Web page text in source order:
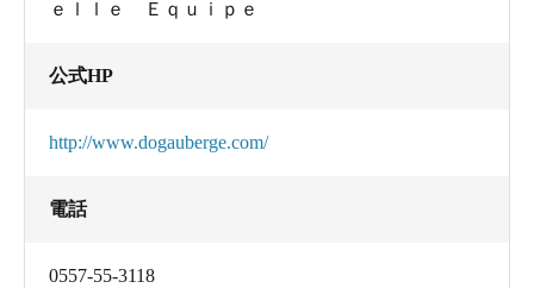
ｅｌｌｅ Ｅｑｕｉｐｅ
公式HP
http://www.dogauberge.com/
電話
0557-55-3118